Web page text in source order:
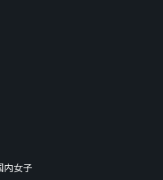
内女子